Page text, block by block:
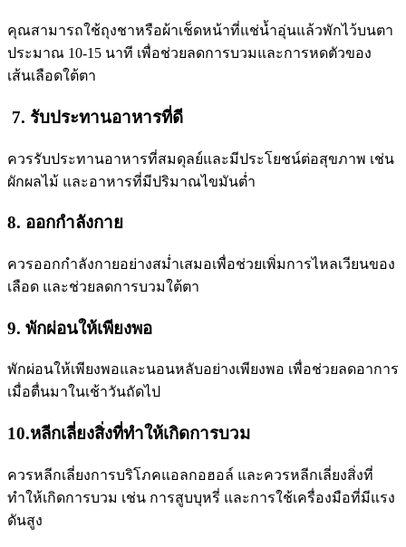
คุณสามารถใช้ถุงชาหรือผ้าเช็ดหน้าที่แช่น้ำอุ่นแล้วพักไว้บนตา
ประมาณ 10-15 นาที เพื่อช่วยลดการบวมและการหดตัวของ
เส้นเลือดใต้ตา
7. รับประทานอาหารที่ดี
ควรรับประทานอาหารที่สมดุลย์และมีประโยชน์ต่อสุขภาพ เช่น
ผักผลไม้ และอาหารที่มีปริมาณไขมันต่ำ
8. ออกกำลังกาย
ควรออกกำลังกายอย่างสม่ำเสมอเพื่อช่วยเพิ่มการไหลเวียนของ
เลือด และช่วยลดการบวมใต้ตา
9. พักผ่อนให้เพียงพอ
พักผ่อนให้เพียงพอและนอนหลับอย่างเพียงพอ เพื่อช่วยลดอาการ
เมื่อตื่นมาในเช้าวันถัดไป
10.หลีกเลี่ยงสิ่งที่ทำให้เกิดการบวม
ควรหลีกเลี่ยงการบริโภคแอลกอฮอล์ และควรหลีกเลี่ยงสิ่งที่
ทำให้เกิดการบวม เช่น การสูบบุหรี่ และการใช้เครื่องมือที่มีแรง
ดันสูง